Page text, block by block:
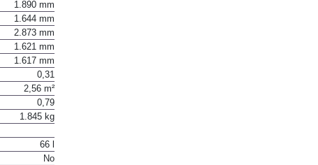
1.890 mm
1.644 mm
2.873 mm
1.621 mm
1.617 mm
0,31
2,56 m²
0,79
1.845 kg
66 l
No